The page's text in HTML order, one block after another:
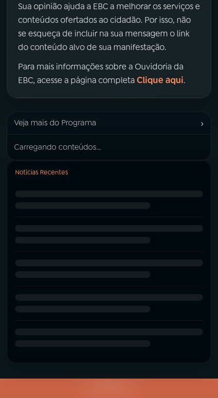
Sua opinião ajuda a EBC a melhorar os serviços e
conteúdos ofertados ao cidadão. Por isso, não
se esqueça de incluir na sua mensagem o link
do conteúdo alvo de sua manifestação.
Para mais informações sobre a Ouvidoria da
EBC, acesse a página completa Clique aqui.
Veja mais do Programa ›
Carregando conteúdos...
Notícias Recentes